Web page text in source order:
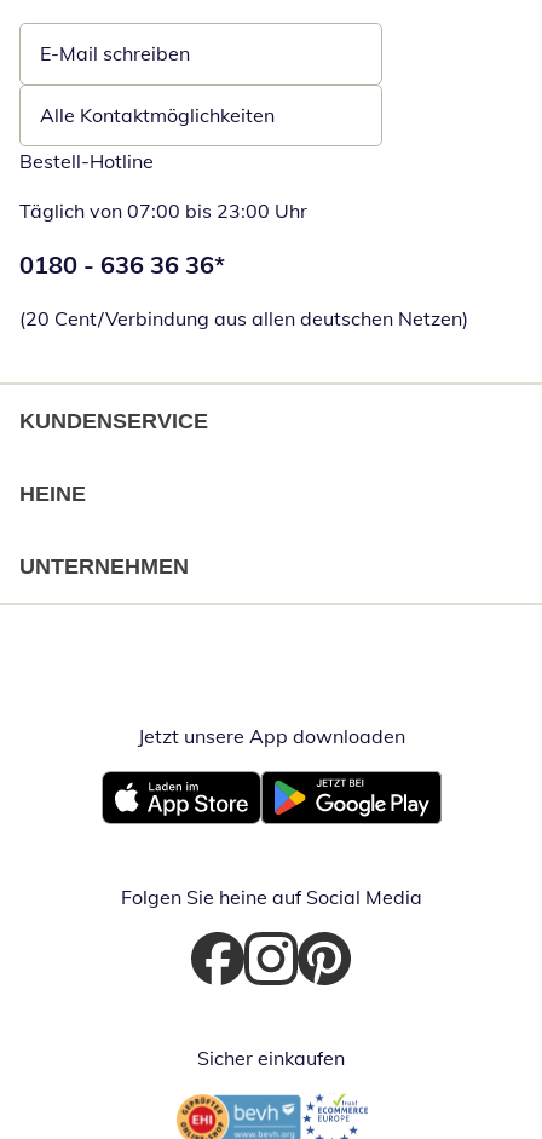
E-Mail schreiben
Öffnet E-Mail-Client
Alle Kontaktmöglichkeiten
Bestell-Hotline
Täglich von 07:00 bis 23:00 Uhr
Telefonnummer:
0180 - 636 36 36*
(20 Cent/Verbindung aus allen deutschen Netzen)
KUNDENSERVICE
HEINE
UNTERNEHMEN
Jetzt unsere App downloadenÖffnet in
Öffnet in neuem FensterÖffnet in neuem Fenster
Folgen Sie heine auf Social Media
Öffnet in neuem Fenster
Öffnet in neuem Fenster
Öffnet in neuem Fenster
Sicher einkaufen